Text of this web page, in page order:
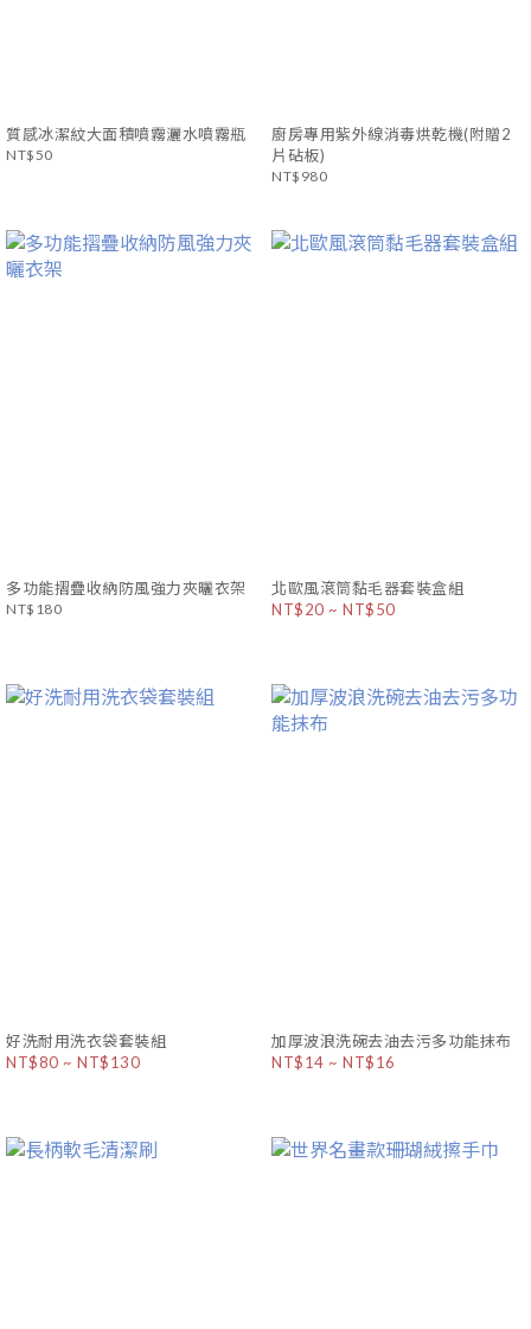
質感冰潔紋大面積噴霧灑水噴霧瓶
NT$50
廚房專用紫外線消毒烘乾機(附贈2
片砧板)
NT$980
多功能摺疊收納防風強力夾曬衣架
NT$180
北歐風滾筒黏毛器套裝盒組
NT$20 ~ NT$50
好洗耐用洗衣袋套裝組
NT$80 ~ NT$130
加厚波浪洗碗去油去污多功能抹布
NT$14 ~ NT$16